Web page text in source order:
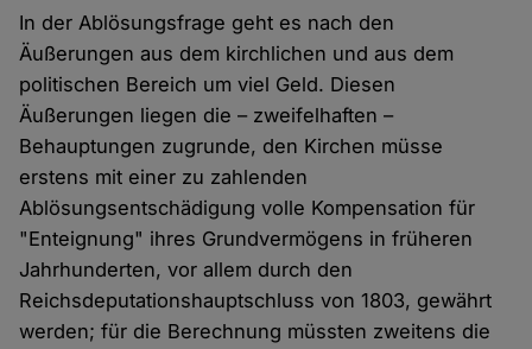
In der Ablösungsfrage geht es nach den
Äußerungen aus dem kirchlichen und aus dem
politischen Bereich um viel Geld. Diesen
Äußerungen liegen die – zweifelhaften –
Behauptungen zugrunde, den Kirchen müsse
erstens mit einer zu zahlenden
Ablösungsentschädigung volle Kompensation für
"Enteignung" ihres Grundvermögens in früheren
Jahrhunderten, vor allem durch den
Reichsdeputationshauptschluss von 1803, gewährt
werden; für die Berechnung müssten zweitens die